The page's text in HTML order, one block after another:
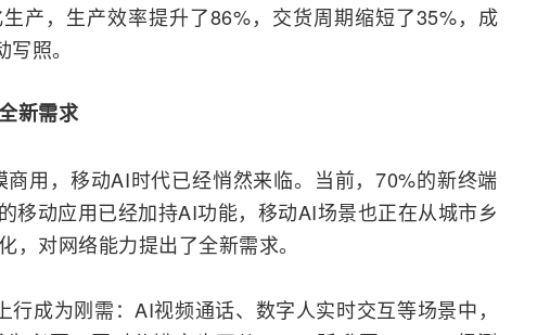
产，生产效率提升了86%，交货周期缩短了35%，成
照。
新需求
用，移动AI时代已经悄然来临。当前，70%的新终端
移动应用已经加持AI功能，移动AI场景也正在从城市乡
，对网络能力提出了全新需求。
行成为刚需：AI视频通话、数字人实时交互等场景中，